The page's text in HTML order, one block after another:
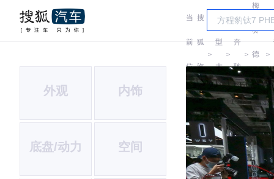
当
前
位
置:
搜
狐
汽
车
＞
车
型
大
全
＞
奔
驰
＞
梅
赛
德
斯-
EQ
＞
外观 内饰
底盘/动力 空间